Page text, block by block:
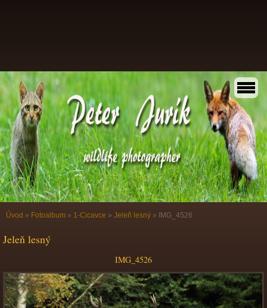
Úvod » Fotoalbum » 1-Cicavce » Jeleň lesný » IMG_4526
Jeleň lesný
IMG_4526